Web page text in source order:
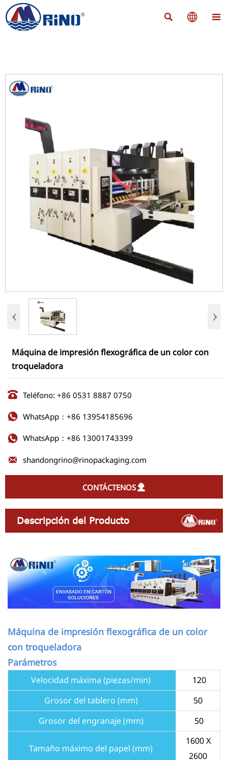
  
‹ ›
Máquina de impresión flexográfica de un color con
troqueladora
 Teléfono: +86 0531 8887 0750
 WhatsApp：+86 13954185696
 WhatsApp：+86 13001743399
 shandongrino@rinopackaging.com
CONTÁCTENOS
Descripción del Producto
Máquina de impresión flexográfica de un color
con troqueladora
Parámetros
Velocidad máxima (piezas/min)
120
Grosor del tablero (mm)
50
Grosor del engranaje (mm)
50
Tamaño máximo del papel (mm)
1600 X
2600